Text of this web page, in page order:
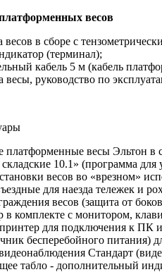
весов
в сборе с
(терминал);
кабель 5 м (кабель
весы, руководство по
платформенные весы Эльтон в
10.1» (программа для
весов во «врезном»
для наезда тележек и
весов (защита от
в комплекте с монитором,
для подключения к ПК
бесперебойного питания)
Стандарт
табло - дополнительный